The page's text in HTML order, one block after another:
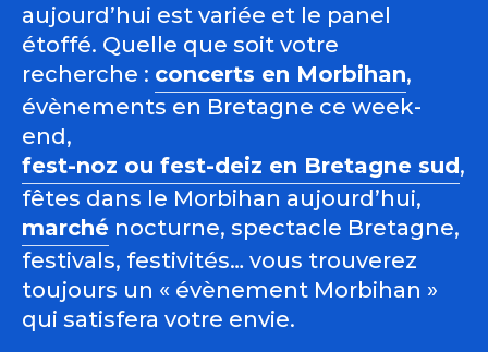
aujourd’hui est variée et le panel
étoffé. Quelle que soit votre
recherche : concerts en Morbihan,
évènements en Bretagne ce week-
end,
fest-noz ou fest-deiz en Bretagne sud,
fêtes dans le Morbihan aujourd’hui,
marché nocturne, spectacle Bretagne,
festivals, festivités… vous trouverez
toujours un « évènement Morbihan »
qui satisfera votre envie.